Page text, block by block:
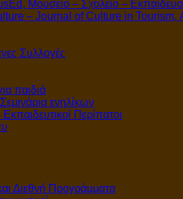
Μουσείο – Σχολείο –
– Journal of Culture in
Συλλογές
παιδιά
ενηλίκων
Περίπατοι
Διεθνή Προγράμματα